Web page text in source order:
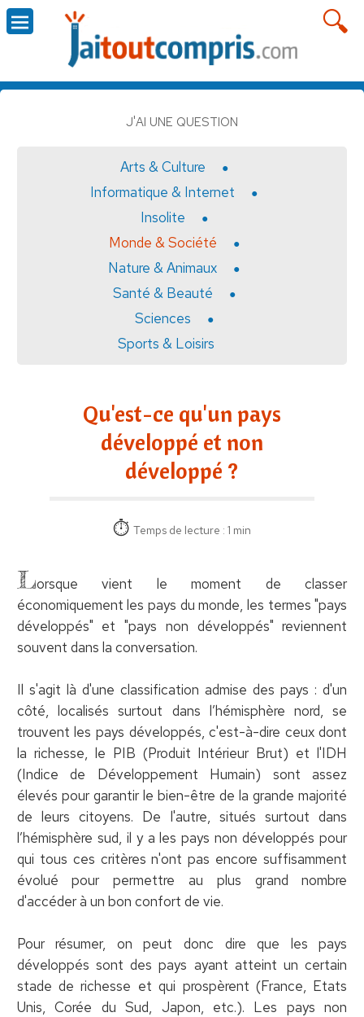
J'AI UNE QUESTION
Arts & Culture
Informatique & Internet
Insolite
Monde & Société
Nature & Animaux
Santé & Beauté
Sciences
Sports & Loisirs
Qu'est-ce qu'un pays
développé et non
développé ?
Temps de lecture : 1 min
Lorsque vient le moment de classer
économiquement les pays du monde, les termes "pays
développés" et "pays non développés" reviennent
souvent dans la conversation.
Il s'agit là d'une classification admise des pays : d'un
côté, localisés surtout dans l’hémisphère nord, se
trouvent les pays développés, c'est-à-dire ceux dont
la richesse, le PIB (Produit Intérieur Brut) et l'IDH
(Indice de Développement Humain) sont assez
élevés pour garantir le bien-être de la grande majorité
de leurs citoyens. De l'autre, situés surtout dans
l’hémisphère sud, il y a les pays non développés pour
qui tous ces critères n'ont pas encore suffisamment
évolué pour permettre au plus grand nombre
d'accéder à un bon confort de vie.
Pour résumer, on peut donc dire que les pays
développés sont des pays ayant atteint un certain
stade de richesse et qui prospèrent (France, Etats
Unis, Corée du Sud, Japon, etc.). Les pays non